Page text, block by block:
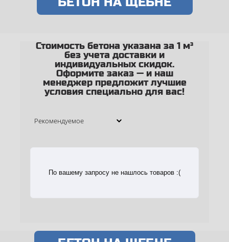
Стоимость бетона указана за 1 м³
без учета доставки и
индивидуальных скидок.
Оформите заказ — и наш
менеджер предложит лучшие
условия специально для вас!
По вашему запросу не нашлось товаров :(